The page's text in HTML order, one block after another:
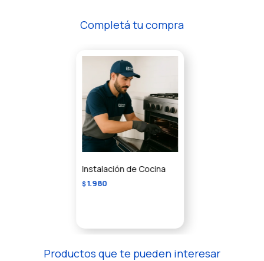
Completá tu compra
Instalación de Cocina
$1.980
Productos que te pueden interesar